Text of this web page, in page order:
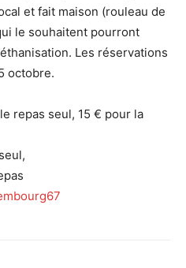
et fait maison (rouleau de
le souhaitent pourront
Les réservations
octobre.
repas seul, 15 € pour la